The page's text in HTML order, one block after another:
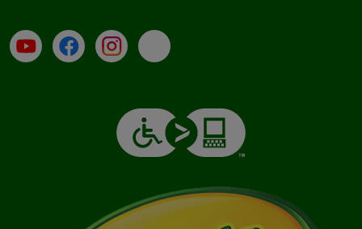
Su YouTube
ContattiProfilo Instagram
Email